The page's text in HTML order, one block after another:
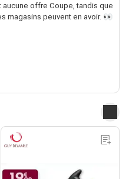
aucune offre Coupe, tandis que
magasins peuvent en avoir. 👀